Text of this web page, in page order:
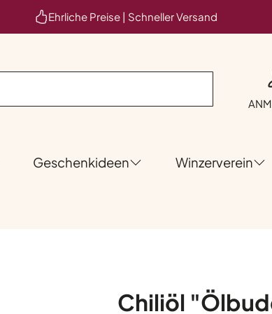
Ehrliche Preise | Schneller Versand
Geschenkideen Winzerverein
Chiliöl